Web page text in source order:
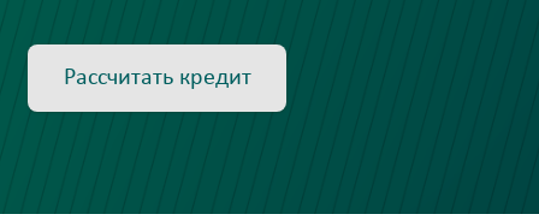
Рассчитать кредит